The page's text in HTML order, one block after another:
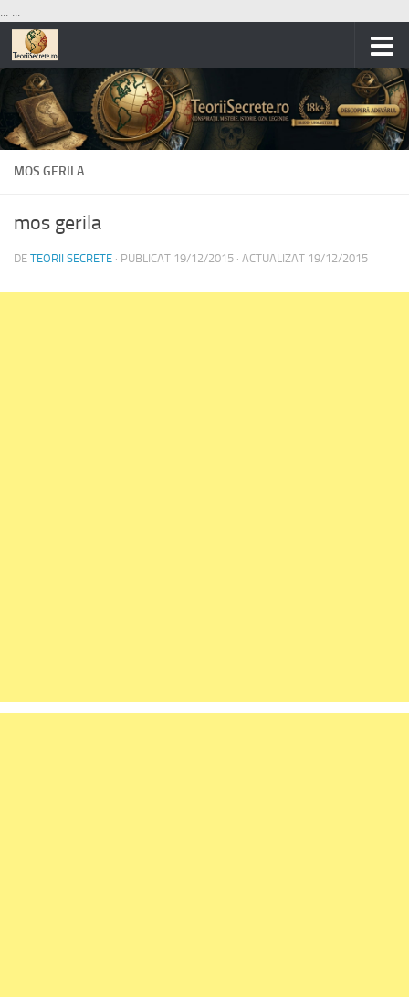
... ...
Skip to content
MOS GERILA
mos gerila
DE TEORII SECRETE · PUBLICAT 19/12/2015 · ACTUALIZAT 19/12/2015